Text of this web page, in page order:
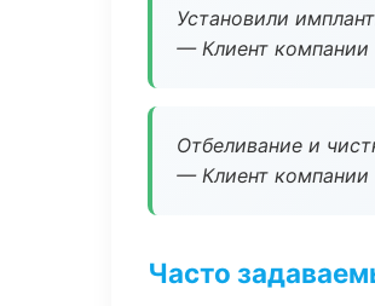
Установили
— Клиент компании
Отбеливание и
— Клиент компании
Часто